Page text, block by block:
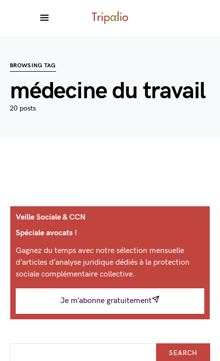
BROWSING TAG
médecine du travail
20 posts
Veille Sociale & CCN
Spéciale avocats !
Gagnez du temps avec notre sélection mensuelle
d’articles d’analyse juridique dédiés à la protection
sociale complémentaire collective.
Je m’abonne gratuitement
SEARCH